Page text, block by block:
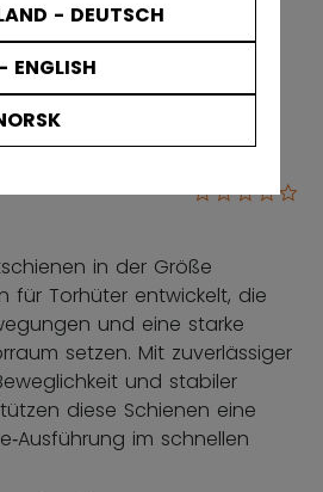
- DEUTSCH
ENGLISH
3,6 von 5
in der Größe
für Torhüter entwickelt, die
und eine starke
setzen. Mit zuverlässiger
und stabiler
diese Schienen eine
im schnellen